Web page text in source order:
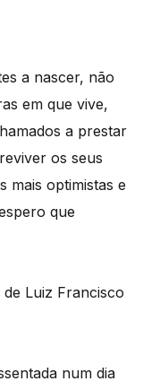
a nascer, não
em que vive,
a prestar
os seus
mais optimistas e
que
num dia